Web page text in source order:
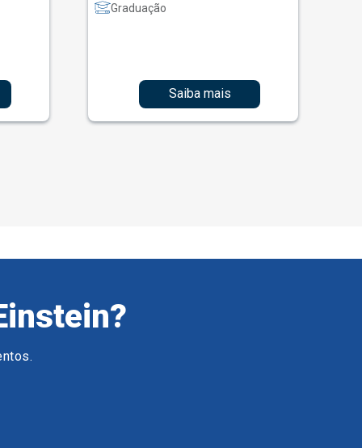
Graduação
Saiba mais